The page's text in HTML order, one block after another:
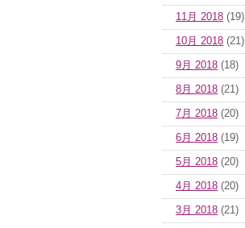
11月 2018 (19)
10月 2018 (21)
9月 2018 (18)
8月 2018 (21)
7月 2018 (20)
6月 2018 (19)
5月 2018 (20)
4月 2018 (20)
3月 2018 (21)